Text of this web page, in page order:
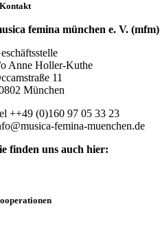
Kontakt
femina münchen e. V. (mfm)
Anne Holler-Kuthe
11
München
++49 (0)160 97 05 33 23
femina-muenchen.de
finden uns auch hier: